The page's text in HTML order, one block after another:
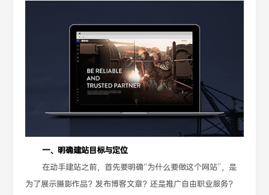
一、明确建站目标与定位
在动手建站之前，首先要明确“为什么要做这个网站”，是
为了展示摄影作品？发布博客文章？还是推广自由职业服务？